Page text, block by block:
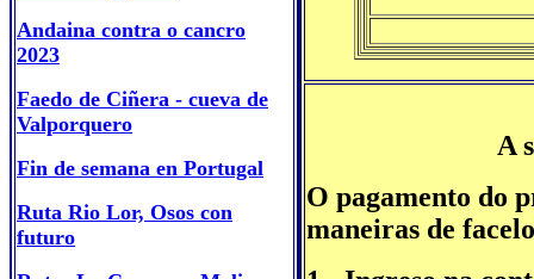
Andaina contra o cancro
2023
Faedo de Ciñera - cueva de
Valporquero
Fin de semana en Portugal
Ruta Rio Lor, Osos con
futuro
A
O pagamento do
maneiras de